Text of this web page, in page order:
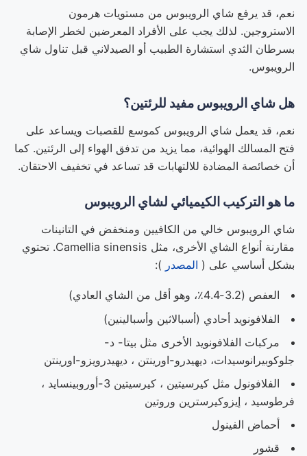
نعم، قد يرفع شاي الرويبوس من مستويات هرمون
الاستروجين. لذلك يجب على الأفراد المعرضين لخطر الإصابة
بسرطان الثدي استشارة الطبيب أو الصيدلاني قبل تناول شاي
الرويبوس.
هل شاي الرويبوس مفيد للرئتين؟
نعم، قد يعمل شاي الرويبوس كموسع للقصبات ويساعد على
فتح المسالك الهوائية، مما يزيد من تدفق الهواء إلى الرئتين. كما
أن خصائصة المضادة للالتهابات قد تساعد في تخفيف الاحتقان.
ما هو التركيب الكيميائي لشاي الرويبوس
شاي الرويبوس خالي من الكافيين ومنخفض في التانينات
مقارنة أنواع الشاي الأخرى، مثل Camellia sinensis. تحتوي
بشكل أساسي على ( المصدر ):
العفص (3.2-4.4٪، وهو أقل من الشاي العادي)
الفلافونويد أحادي (أسبالاثين وأسبالينين)
مركبات الفلافونويد الأخرى مثل بيتا- د-
جلوكوبيرانوسيدات، ديهيدرو-اورينتن ، ديهيدرويزو-اورينتن
الفلافونول مثل كيرسيتين ، كيرسيتين 3-أوروبينسايد ،
فرطوسيد ، إيزوكيرسترين وروتين
أحماض الفينول
قشور